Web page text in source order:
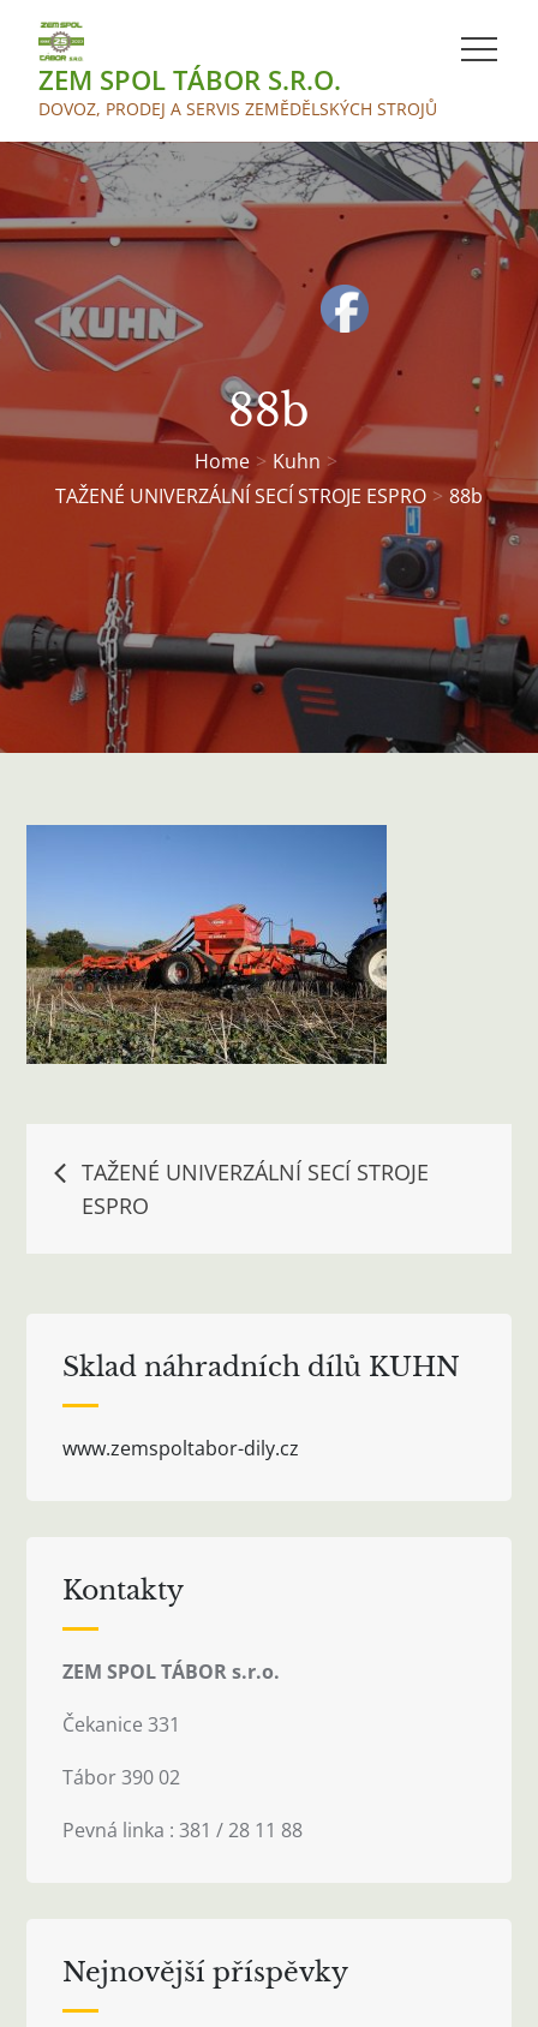
contentZEM SPOL TÁBOR S.R.O.
DOVOZ, PRODEJ A SERVIS ZEMĚDĚLSKÝCH STROJŮ
88b
Home
Kuhn
TAŽENÉ UNIVERZÁLNÍ SECÍ STROJE ESPRO
88b
Navigace
pro
TAŽENÉ UNIVERZÁLNÍ SECÍ STROJE
ESPRO
Sklad náhradních dílů KUHN
www.zemspoltabor-dily.cz
Kontakty
ZEM SPOL TÁBOR s.r.o.
Čekanice 331
Tábor 390 02
Pevná linka : 381 / 28 11 88
Nejnovější příspěvky